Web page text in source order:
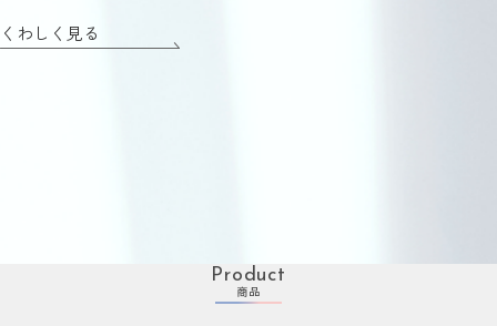
くわしく見る
Product
商品